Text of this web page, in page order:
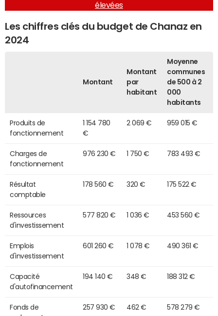
élevées
Les chiffres clés du budget de Chanaz en
2024
Montant
Montant
par
habitant
Moyenne
communes
de 500 à 2
000
habitants
Produits de
fonctionnement
1 154 780
€
2 069 € 959 015 €
Charges de
fonctionnement
976 230 € 1 750 € 783 493 €
Résultat
comptable
178 560 € 320 € 175 522 €
Ressources
d'investissement
577 820 € 1 036 € 453 560 €
Emplois
d'investissement
601 260 € 1 078 € 490 361 €
Capacité
d'autofinancement
194 140 € 348 € 188 312 €
Fonds de
257 930 € 462 € 578 279 €